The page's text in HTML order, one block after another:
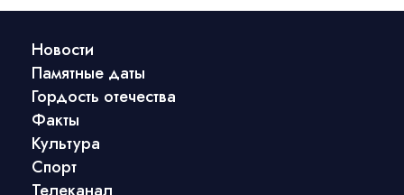
Новости
Памятные даты
Гордость отечества
Факты
Культура
Спорт